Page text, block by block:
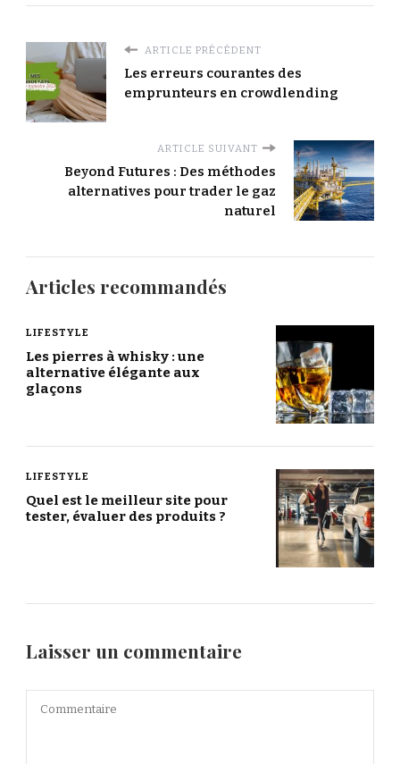
ARTICLE PRÉCÉDENT
Les erreurs courantes des
emprunteurs en crowdlending
ARTICLE SUIVANT
Beyond Futures : Des méthodes
alternatives pour trader le gaz
naturel
Articles recommandés
LIFESTYLE
Les pierres à whisky : une
alternative élégante aux
glaçons
LIFESTYLE
Quel est le meilleur site pour
tester, évaluer des produits ?
Laisser un commentaire